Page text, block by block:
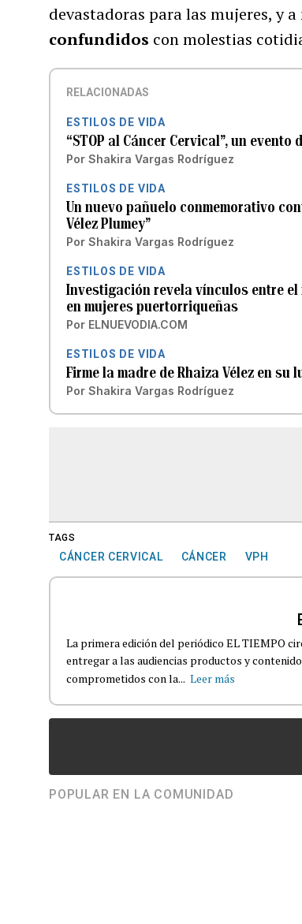
devastadoras para las mujeres, y a
confundidos con molestias
RELACIONADAS
ESTILOS DE VIDA
“STOP al Cáncer Cervical”, un
Por Shakira Vargas Rodríguez
ESTILOS DE VIDA
Un nuevo pañuelo conmemorativo
Vélez Plumey”
Por Shakira Vargas Rodríguez
ESTILOS DE VIDA
Investigación revela vínculos entre
en mujeres puertorriqueñas
Por ELNUEVODIA.COM
ESTILOS DE VIDA
Firme la madre de Rhaiza Vélez en
Por Shakira Vargas Rodríguez
TAGS
CÁNCER CERVICAL CÁNCER VPH
La primera edición del periódico EL TIEMPO
entregar a las audiencias productos y
comprometidos con la... Leer más
POPULAR EN LA COMUNIDAD